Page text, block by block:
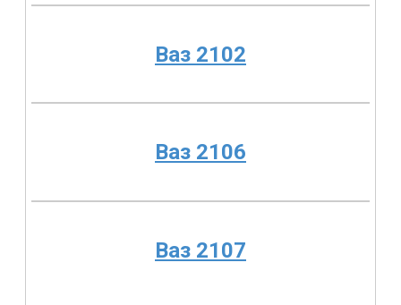
Ваз 2102
Ваз 2106
Ваз 2107